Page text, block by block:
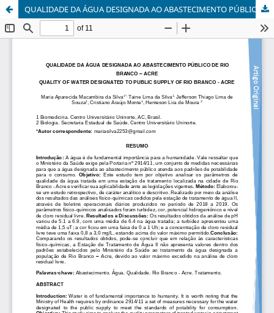
QUALIDADE DA ÁGUA DESIGNADA AO ABASTECIMENTO PÚBLICO DE RIO BRANCO – ACRE